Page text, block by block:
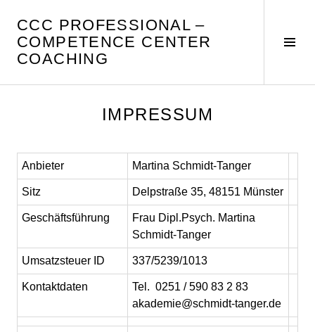
zum
Inhalt
CCC PROFESSIONAL –
COMPETENCE CENTER
COACHING
IMPRESSUM
Anbieter Martina Schmidt-Tanger
Sitz Delpstraße 35, 48151 Münster
Geschäftsführung
Frau Dipl.Psych. Martina
Schmidt-Tanger
Umsatzsteuer ID 337/5239/1013
Kontaktdaten
Tel. 0251 / 590 83 2 83
akademie@schmidt-tanger.de